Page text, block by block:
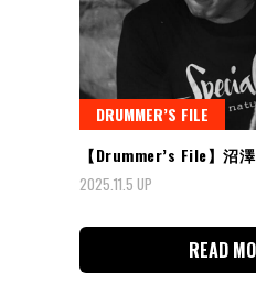
DRUMMER’S FILE
【Drummer’s File】沼
2025.11.5 UP
READ